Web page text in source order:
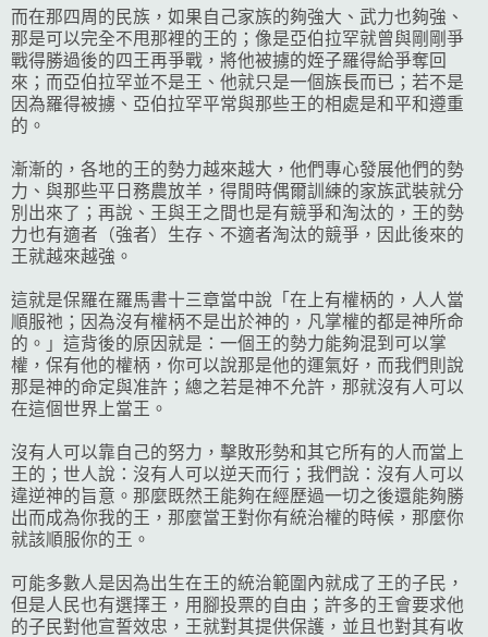
而在那四周的民族，如果自己家族的夠強大、武力也夠強、
那是可以完全不甩那裡的王的；像是亞伯拉罕就曾與剛剛爭
戰得勝過後的四王再爭戰，將他被擄的姪子羅得給爭奪回
來；而亞伯拉罕並不是王、他就只是一個族長而已；若不是
因為羅得被擄、亞伯拉罕平常與那些王的相處是和平和遵重
的。
漸漸的，各地的王的勢力越來越大，他們專心發展他們的勢
力、與那些平日務農放羊，得閒時偶爾訓練的家族武裝就分
別出來了；再說、王與王之間也是有競爭和淘汰的，王的勢
力也有適者（強者）生存、不適者淘汰的競爭，因此後來的
王就越來越強。
這就是保羅在羅馬書十三章當中說「在上有權柄的，人人當
順服祂；因為沒有權柄不是出於神的，凡掌權的都是神所命
的。」這背後的原因就是：一個王的勢力能夠混到可以掌
權，保有他的權柄，你可以說那是他的運氣好，而我們則說
那是神的命定與准許；總之若是神不允許，那就沒有人可以
在這個世界上當王。
沒有人可以靠自己的努力，擊敗形勢和其它所有的人而當上
王的；世人說：沒有人可以逆天而行；我們說：沒有人可以
違逆神的旨意。那麼既然王能夠在經歷過一切之後還能夠勝
出而成為你我的王，那麼當王對你有統治權的時候，那麼你
就該順服你的王。
可能多數人是因為出生在王的統治範圍內就成了王的子民，
但是人民也有選擇王，用腳投票的自由；許多的王會要求他
的子民對他宣誓效忠，王就對其提供保護，並且也對其有收